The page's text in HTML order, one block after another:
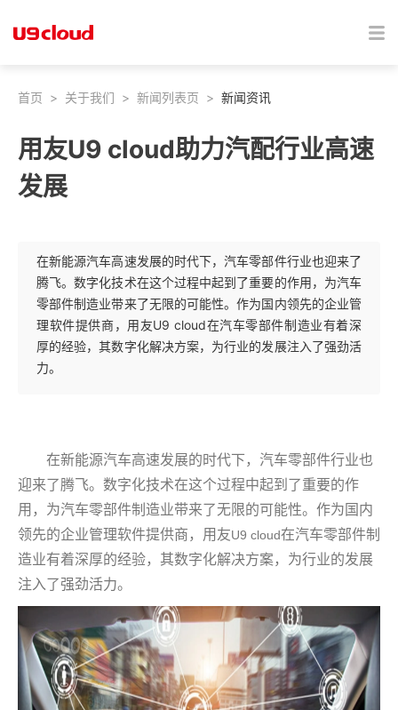
首页 > 关于我们 > 新闻列表页 > 新闻资讯
用友U9 cloud助力汽配行业高速
发展
在新能源汽车高速发展的时代下，汽车零部件行业也迎来了
腾飞。数字化技术在这个过程中起到了重要的作用，为汽车
零部件制造业带来了无限的可能性。作为国内领先的企业管
理软件提供商，用友U9 cloud在汽车零部件制造业有着深
厚的经验，其数字化解决方案，为行业的发展注入了强劲活
力。
在新能源汽车高速发展的时代下，汽车零部件行业也
迎来了腾飞。数字化技术在这个过程中起到了重要的作
用，为汽车零部件制造业带来了无限的可能性。作为国内
领先的企业管理软件提供商，用友U9 cloud在汽车零部件制
造业有着深厚的经验，其数字化解决方案，为行业的发展
注入了强劲活力。